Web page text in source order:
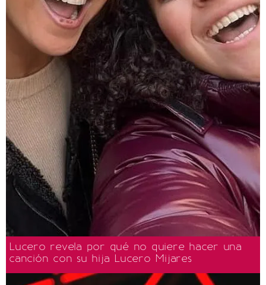
Lucero revela por qué no quiere hacer una
canción con su hija Lucero Mijares